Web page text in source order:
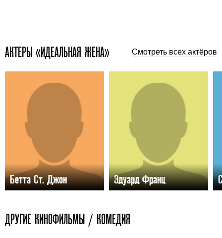
АКТЕРЫ «ИДЕАЛЬНАЯ ЖЕНА» Смотреть всех актёров
Бетта Ст. Джон Эдуард Франц
ДРУГИЕ КИНОФИЛЬМЫ / КОМЕДИЯ